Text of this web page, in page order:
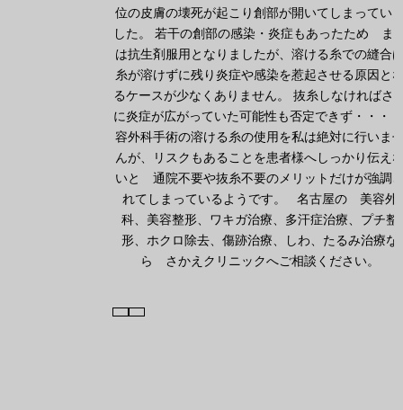
位の皮膚の壊死が起こり創部が開いてしまってい
した。 若干の創部の感染・炎症もあったため ま
は抗生剤服用となりましたが、溶ける糸での縫合
糸が溶けずに残り炎症や感染を惹起させる原因と
るケースが少なくありません。 抜糸しなければさ
に炎症が広がっていた可能性も否定できず・・・
容外科手術の溶ける糸の使用を私は絶対に行いま
んが、リスクもあることを患者様へしっかり伝え
いと 通院不要や抜糸不要のメリットだけが強調
れてしまっているようです。 名古屋の 美容外
科、美容整形、ワキガ治療、多汗症治療、プチ整
形、ホクロ除去、傷跡治療、しわ、たるみ治療な
ら さかえクリニックへご相談ください。